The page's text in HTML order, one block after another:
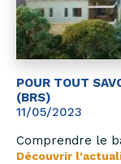
POUR TOUT
(BRS)
11/05/2023
Comprendre le
Découvrir